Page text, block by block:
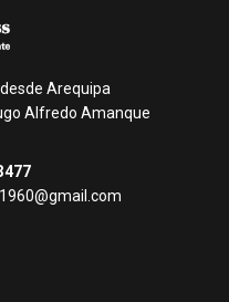
Arequipa
Alfredo Amanque